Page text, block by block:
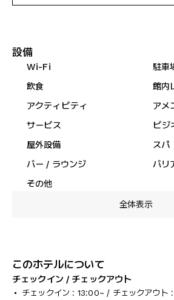
設備
Wi-Fi
駐車
飲食
館内
アクティビティ
アメ
サービス
ビジ
屋外設備
スパ
バー / ラウンジ
バリ
その他
全体表示
このホテルについて
チェックイン / チェックアウト
チェックイン : 13:00~ / チェックアウト